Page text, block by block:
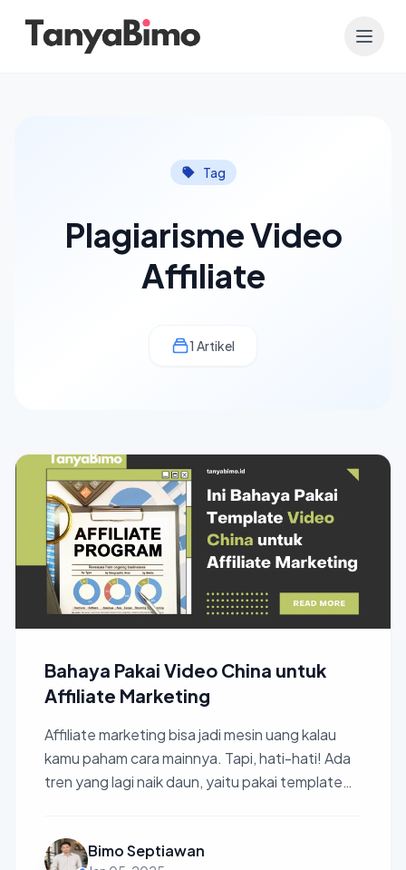
Tag
Plagiarisme Video
Affiliate
1 Artikel
Bahaya Pakai Video China untuk
Affiliate Marketing
Affiliate marketing bisa jadi mesin uang kalau
kamu paham cara mainnya. Tapi, hati-hati! Ada
tren yang lagi naik daun, yaitu pakai template
Bimo Septiawan